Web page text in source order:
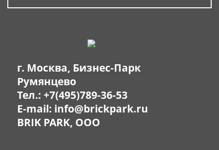
г. Москва, Бизнес-Парк
Румянцево
Тел.: +7(495)789-36-53
E-mail: info@brickpark.ru
BRIK PARK, OOO